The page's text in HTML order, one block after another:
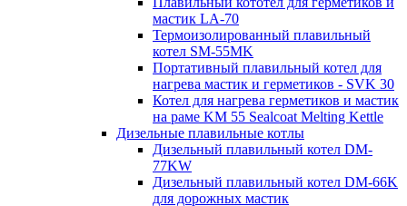
мастик LA-70
Термоизолированный плавильный
котел SM-55MK
Портативный плавильный котел для
нагрева мастик и герметиков - SVK 30
Котел для нагрева герметиков и мастик
на раме KM 55 Sealcoat Melting Kettle
Дизельные плавильные котлы
Дизельный плавильный котел DM-
77KW
Дизельный плавильный котел DM-66K
для дорожных мастик